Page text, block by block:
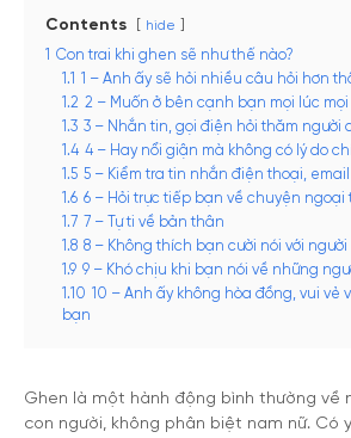
Contents hide
1 Con trai khi ghen sẽ như thế nào?
1.1 1 – Anh ấy sẽ hỏi nhiều câu hỏi hơn
1.2 2 – Muốn ở bên cạnh bạn mọi lúc mọi
1.3 3 – Nhắn tin, gọi điện hỏi thăm người
1.4 4 – Hay nổi giận mà không có lý do
1.5 5 – Kiểm tra tin nhắn điện thoại,
1.6 6 – Hỏi trực tiếp bạn về chuyện ngoại
1.7 7 – Tự ti về bản thân
1.8 8 – Không thích bạn cười nói với
1.9 9 – Khó chịu khi bạn nói về những
1.10 10 – Anh ấy không hòa đồng, vui vẻ
bạn
Ghen là một hành động bình thường về
con người, không phân biệt nam nữ. Có